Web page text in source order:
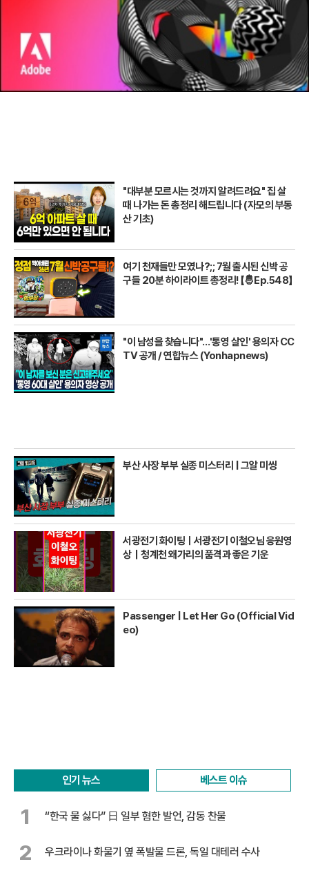
"대부분 모르시는 것까지 알려드려요" 집 살
때 나가는 돈 총정리 해드립니다 (자모의 부동
산 기초)
여기 천재들만 모였나?;; 7월 출시된 신박 공
구들 20분 하이라이트 총정리! 【🤴Ep.548】
"이 남성을 찾습니다"…'통영 살인' 용의자 CC
TV 공개 / 연합뉴스 (Yonhapnews)
부산 사장 부부 실종 미스터리 | 그알 미씽
서광전기 화이팅ㅣ서광전기 이철오님 응원영
상｜청계천 왜가리의 품격과 좋은 기운
Passenger | Let Her Go (Official Vid
eo)
인기 뉴스 베스트 이슈
1 “한국 물 싫다” 日 일부 혐한 발언, 감동 찬물
2 우크라이나 화물기 옆 폭발물 드론, 독일 대테러 수사